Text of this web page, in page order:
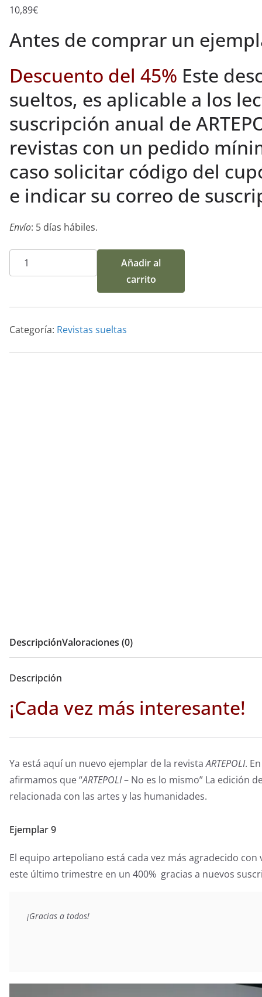
10,89€
Antes de comprar un
Descuento del 45% Este
sueltos, es aplicable a los
suscripción anual de
revistas con un pedido
caso solicitar código del
e indicar su correo de
Envío: 5 días hábiles.
Ejemplar
10
Artepoli
2017)
cantidad
Añadir al
carrito
Categoría: Revistas sueltas
DescripciónValoraciones (0)
Descripción
¡Cada vez más interesante!
Ya está aquí un nuevo ejemplar de la revistaARTEPOLI.
afirmamos que “ARTEPOLI– No es lo mismo” La edición
relacionada con las artes y las humanidades.
Ejemplar 9
El equipo artepoliano está cada vez más agradecido
este último trimestre en un 400% gracias a nuevos